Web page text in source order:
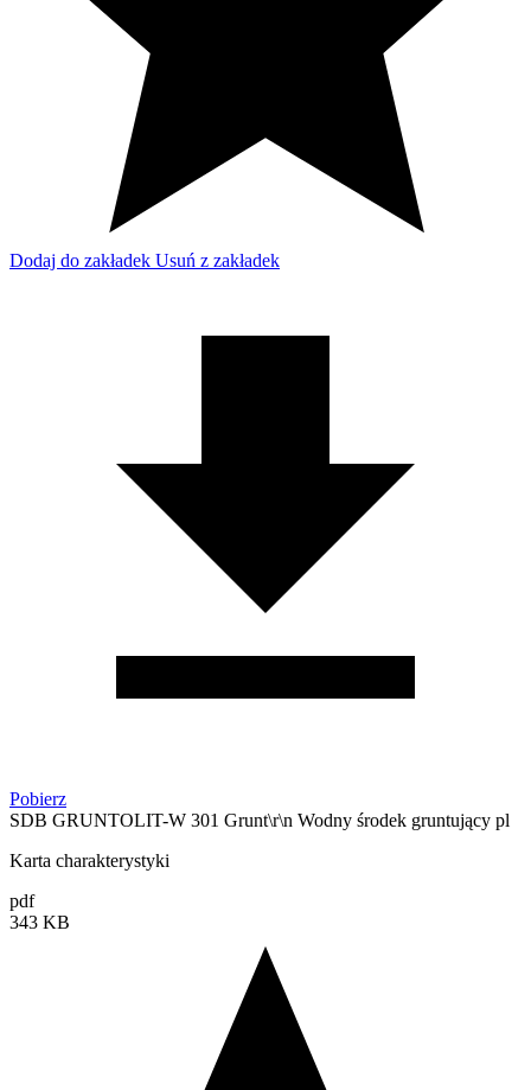
Dodaj do zakładek Usuń z zakładek
Pobierz
SDB GRUNTOLIT-W 301 Grunt\r\n Wodny środek gruntujący pl
Karta charakterystyki
pdf
343 KB